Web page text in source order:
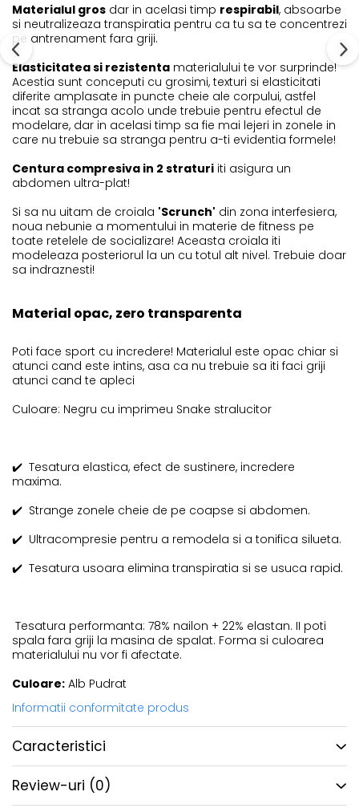
Materialul gros dar in acelasi timp respirabil, absoarbe
si neutralizeaza transpiratia pentru ca tu sa te concentrezi
pe antrenament fara griji.
Elasticitatea si rezistenta materialului te vor surprinde!
Acestia sunt conceputi cu grosimi, texturi si elasticitati
diferite amplasate in puncte cheie ale corpului, astfel
incat sa stranga acolo unde trebuie pentru efectul de
modelare, dar in acelasi timp sa fie mai lejeri in zonele in
care nu trebuie sa stranga pentru a-ti evidentia formele!
Centura compresiva in 2 straturi iti asigura un
abdomen ultra-plat!
Si sa nu uitam de croiala 'Scrunch' din zona interfesiera,
noua nebunie a momentului in materie de fitness pe
toate retelele de socializare! Aceasta croiala iti
modeleaza posteriorul la un cu totul alt nivel. Trebuie doar
sa indraznesti!
Material opac, zero transparenta
Poti face sport cu incredere! Materialul este opac chiar si
atunci cand este intins, asa ca nu trebuie sa iti faci griji
atunci cand te apleci
Culoare: Negru cu imprimeu Snake stralucitor
✔️ Tesatura elastica, efect de sustinere, incredere
maxima.
✔️ Strange zonele cheie de pe coapse si abdomen.
✔️ Ultracompresie pentru a remodela si a tonifica silueta.
✔️ Tesatura usoara elimina transpiratia si se usuca rapid.
Tesatura performanta: 78% nailon + 22% elastan. II poti
spala fara griji la masina de spalat. Forma si culoarea
materialului nu vor fi afectate.
Culoare: Alb Pudrat
Informatii conformitate produs
Caracteristici
Review-uri (0)